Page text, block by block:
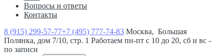
Вопросы и ответы
Контакты
8 (915) 299-57-77+7 (495) 777-74-83 Москва, Большая
Полянка, дом 7/10, стр. 1 Работаем пн-пт с 10 до 20, сб и вс -
по записи